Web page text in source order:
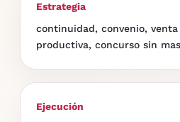
Estrategia
continuidad, convenio,
productiva, concurso sin
Ejecución